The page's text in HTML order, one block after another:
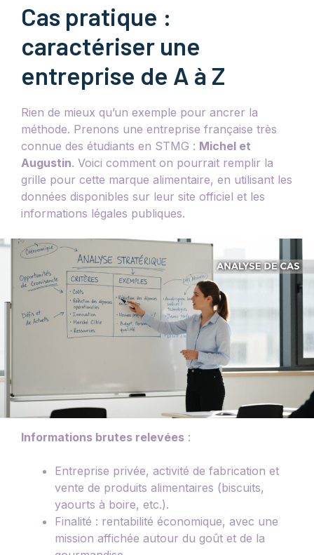
Cas pratique :
caractériser une
entreprise de A à Z
Rien de mieux qu’un exemple pour ancrer la
méthode. Prenons une entreprise française très
connue des étudiants en STMG : Michel et
Augustin. Voici comment on pourrait remplir la
grille pour cette marque alimentaire, en utilisant les
données disponibles sur leur site officiel et les
informations légales publiques.
Informations brutes relevées :
Entreprise privée, activité de fabrication et
vente de produits alimentaires (biscuits,
yaourts à boire, etc.).
Finalité : rentabilité économique, avec une
mission affichée autour du goût et de la